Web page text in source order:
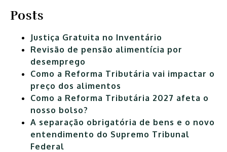
Posts
Justiça Gratuita no Inventário
Revisão de pensão alimentícia por
desemprego
Como a Reforma Tributária vai impactar o
preço dos alimentos
Como a Reforma Tributária 2027 afeta o
nosso bolso?
A separação obrigatória de bens e o novo
entendimento do Supremo Tribunal
Federal